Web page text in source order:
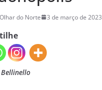
do Norte 3 de março de 2023